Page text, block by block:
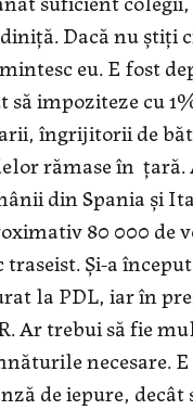
Dacă nu știți
eu. E fost
să impoziteze cu
îngrijitorii de
rămase în țară.
din Spania și
80 000 de
traseist. Și-a
la PDL, iar în
Ar trebui să fie
necesare.
de iepure,